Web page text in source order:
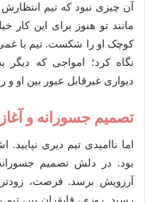
آن چیزی نبود که تیم
مانند تو هنوز برای این
کوچک او را شکست. تیم با
نگاه کرد؛ امواجی که دیگر
دیواری غیرقابل عبور بین او و
تصمیم جسورانه و آغاز
اما ناامیدی تیم دیری
بود. در دلش تصمیم
آرزویش برسد. فرصت،